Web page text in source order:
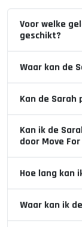
Voor welke
geschikt?
Waar kan de
Kan de Sarah
Kan ik de
door Move For
Hoe lang kan
Waar kan ik